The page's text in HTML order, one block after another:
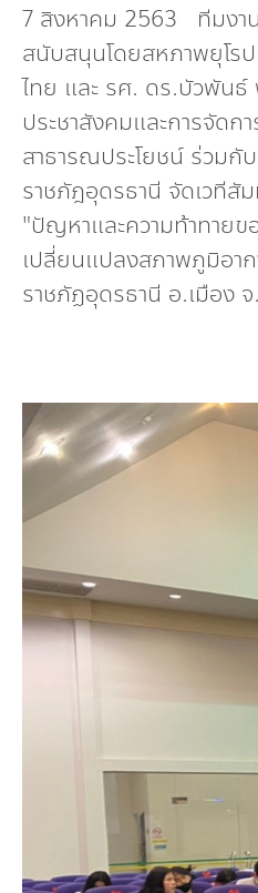
7 สิงหาคม 2563 ทีมงาน
สนับสนุนโดยสหภาพยุโร
ไทย และ รศ. ดร.บัวพัน
ประชาสังคมและการจัดก
สาธารณประโยชน์ ร่วมกั
ราชภัฎอุดรธานี จัดเวทีสั
"ปัญหาและความท้าทายข
เปลี่ยนแปลงสภาพภูมิอา
ราชภัฏอุดรธานี อ.เมือง